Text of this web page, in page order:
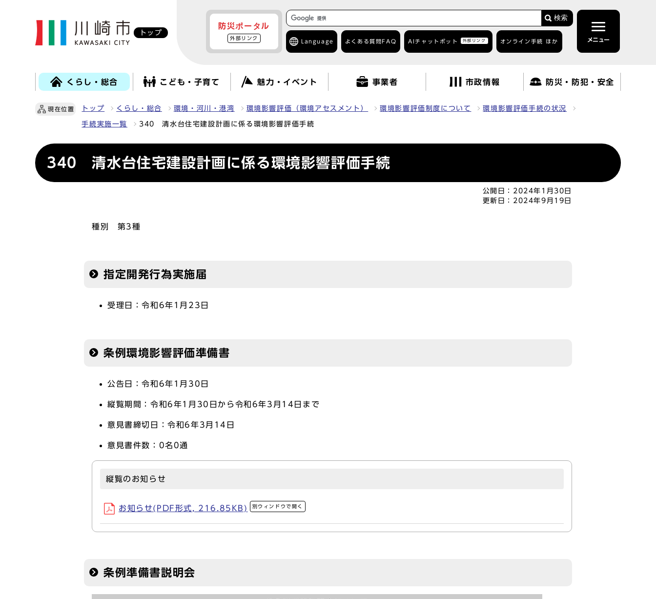
トップ
防災ポータル
外部リンク
検索
Language よくある質問 FAQ AIチャットボット 外部リンク オンライン手続 ほか メニュー
くらし・総合 こども・子育て 魅力・イベント 事業者 市政情報 防災・防犯・安全
現在位置 トップ くらし・総合 環境・河川・港湾 環境影響評価（環境アセスメント） 環境影響評価制度について 環境影響評価手続の状況
手続実施一覧 340 清水台住宅建設計画に係る環境影響評価手続
340 清水台住宅建設計画に係る環境影響評価手続
公開日： 2024年1月30日
更新日： 2024年9月19日
種別 第3種
指定開発行為実施届
受理日：令和6年1月23日
条例環境影響評価準備書
公告日：令和6年1月30日
縦覧期間：令和6年1月30日から令和6年3月14日まで
意見書締切日：令和6年3月14日
意見書件数：0名0通
縦覧のお知らせ
お知らせ(PDF形式, 216.85KB) 別ウィンドウで開く
条例準備書説明会